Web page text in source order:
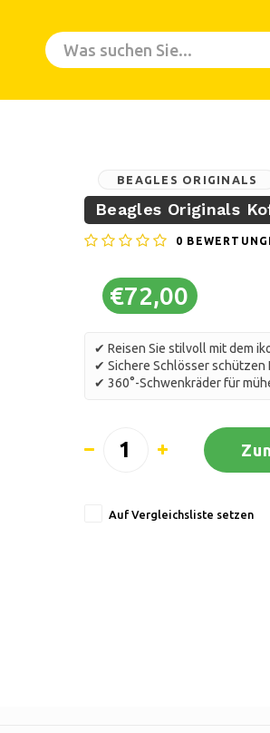
BEAGLES ORIGINALS
Beagles Originals
0
€72,00
✔ Reisen Sie stilvoll mit dem
✔ Sichere Schlösser schützen
✔ 360°-Schwenkräder für
Auf Vergleichsliste setzen